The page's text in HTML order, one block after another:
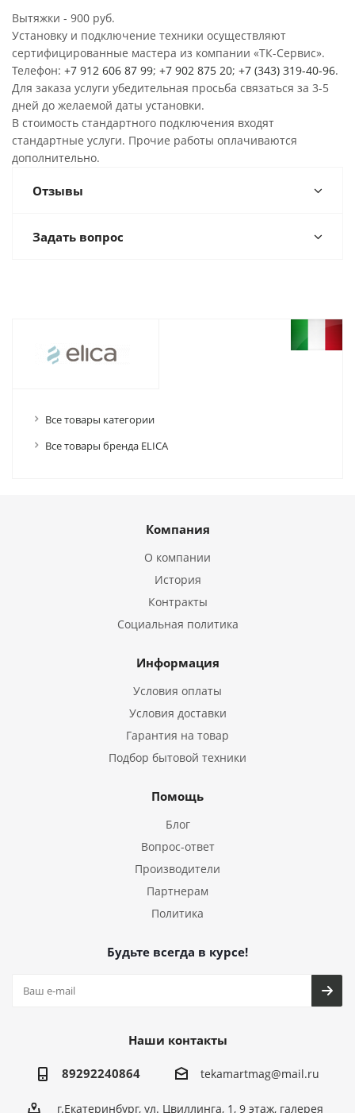
Вытяжки - 900 руб.
Установку и подключение техники осуществляют
сертифицированные мастера из компании «ТК-Сервис».
Телефон: +7 912 606 87 99; +7 902 875 20; +7 (343) 319-40-96.
Для заказа услуги убедительная просьба связаться за 3-5
дней до желаемой даты установки.
В стоимость стандартного подключения входят
стандартные услуги. Прочие работы оплачиваются
дополнительно.
Отзывы
Задать вопрос
Все товары категории
Все товары бренда ELICA
Компания
О компании
История
Контракты
Социальная политика
Информация
Условия оплаты
Условия доставки
Гарантия на товар
Подбор бытовой техники
Помощь
Блог
Вопрос-ответ
Производители
Партнерам
Политика
Будьте всегда в курсе!
Наши контакты
89292240864 tekamartmag@mail.ru
г.Екатеринбург, ул. Цвиллинга, 1, 9 этаж, галерея